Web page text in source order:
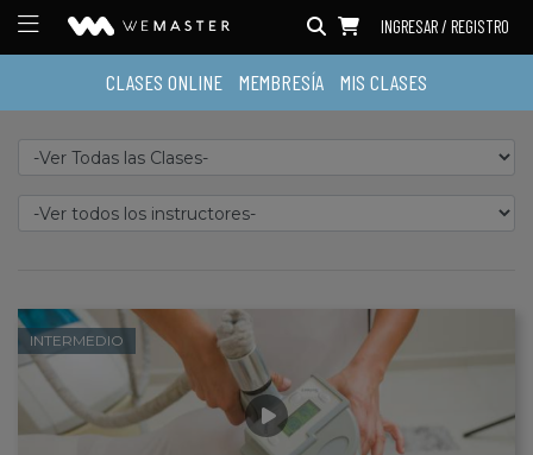
INGRESAR / REGISTRO
CLASES ONLINE MEMBRESÍA MIS CLASES
INTERMEDIO